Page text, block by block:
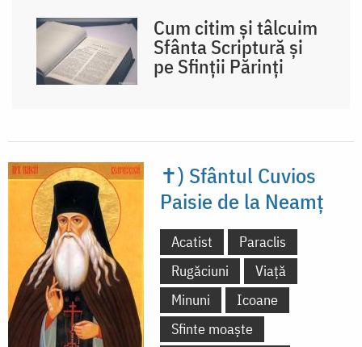
Cum citim și tâlcuim
Sfânta Scriptură și
pe Sfinții Părinți
✝) Sfântul Cuvios
Paisie de la Neamț
Acatist
Paraclis
Rugăciuni
Viață
Minuni
Icoane
Sfinte moaște